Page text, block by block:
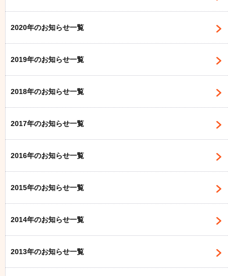
2020年のお知らせ一覧
2019年のお知らせ一覧
2018年のお知らせ一覧
2017年のお知らせ一覧
2016年のお知らせ一覧
2015年のお知らせ一覧
2014年のお知らせ一覧
2013年のお知らせ一覧